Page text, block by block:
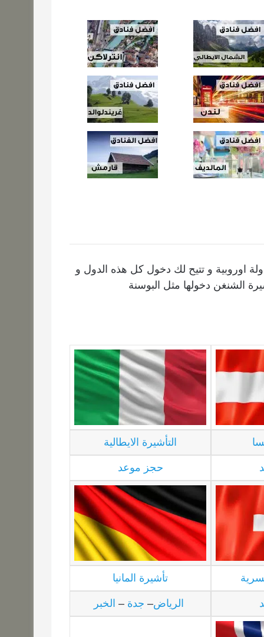
الشنغن هي تأشيرة موحدة و مشتركة بين 29 دولة اوروبية و تتيح لك دخول كل هذه الدول و
الشنغن دخولها مثل البوسنة
التأشيرة الايطالية
حجز موعد
تأشيرة المانيا
الرياض– جدة – الخبر